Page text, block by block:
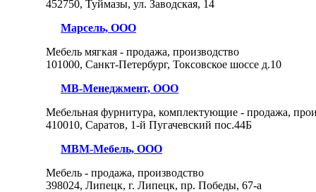
452750, Туймазы, ул. Заводская, 14
Марсель, ООО
Мебель мягкая - продажа, производство
101000, Санкт-Петербург, Токсовское шоссе д.10
МВ-Менеджмент, ООО
Мебельная фурнитура, комплектующие - продажа,
410010, Саратов, 1-й Пугачевский пос.44Б
МВМ-Мебель, ООО
Мебель - продажа, производство
398024, Липецк, г. Липецк, пр. Победы, 67-а